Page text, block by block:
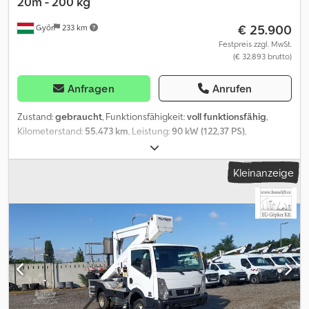
Győr 233 km € 25.900
Festpreis zzgl. MwSt.
(€ 32.893 brutto)
Anfragen Anrufen
Zustand:gebraucht, Funktionsfähigkeit:voll funktionsfähig,
Kilometerstand: 55.473 km, Leistung:90 kW (122,37 PS),
, Kraftstofftyp:
3.500 kg, Reifenzustand:80 %, Achsen-Konfiguration:4x2, Farbe:
Euro5, Anzahl
Ausstattung:ABS, Servolenkung, Nissan Cabstar Palfinger P200A
– 20 m – 200 kg Arbeitshöhe: 20 m Max. horizontale Reichweite: 7,5
m Dcedezn I Ntepfx Aiysk Kilometerstand: 55.473 km
Betriebsstunden: 3810 Datum der Erstzulassung: 2014/05
Emissionsklasse: EURO 5B Kraftstoff: Diesel Leistung: 90 kW
Hubraum (in ccm): 2488 Typ: Hydraulische Arbeitsbühne,
gebrauchtes Fahrzeug Zulässiges Gesamtgewicht: 3500 kg
Anzahl der Sitzplätze: 3 Getriebe: Schaltgetriebe Verfügbar:
Kleinanzeige